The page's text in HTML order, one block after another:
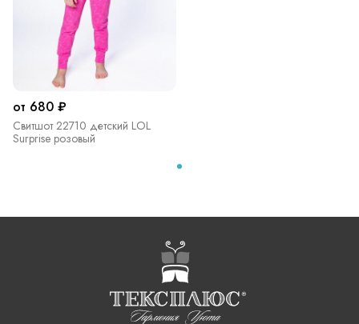
от 680 ₽
Свитшот 22710 детский LOL
Surprise розовый